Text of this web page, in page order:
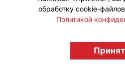
обработку cookie-
Политикой